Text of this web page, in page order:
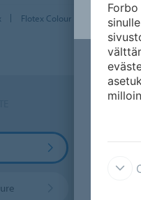
Flotex Colour